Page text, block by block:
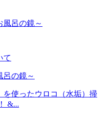
て
呂の鏡～
使ったウロコ（水垢）掃
&...